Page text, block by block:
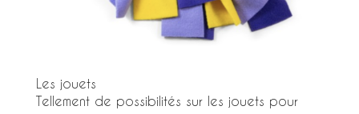
Les jouets
Tellement de possibilités sur les jouets pour